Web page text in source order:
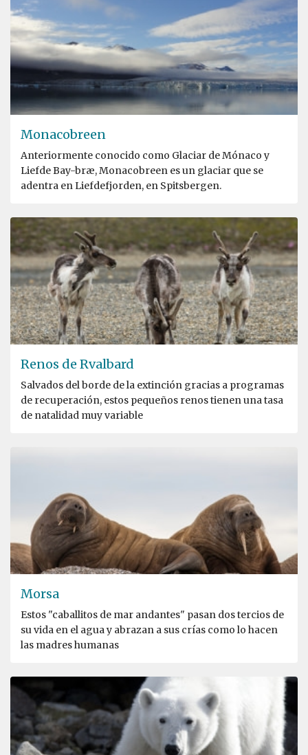
Monacobreen
Anteriormente conocido como Glaciar de Mónaco y
Liefde Bay-bræ, Monacobreen es un glaciar que se
adentra en Liefdefjorden, en Spitsbergen.
Renos de Rvalbard
Salvados del borde de la extinción gracias a programas
de recuperación, estos pequeños renos tienen una tasa
de natalidad muy variable
Morsa
Estos "caballitos de mar andantes" pasan dos tercios de
su vida en el agua y abrazan a sus crías como lo hacen
las madres humanas